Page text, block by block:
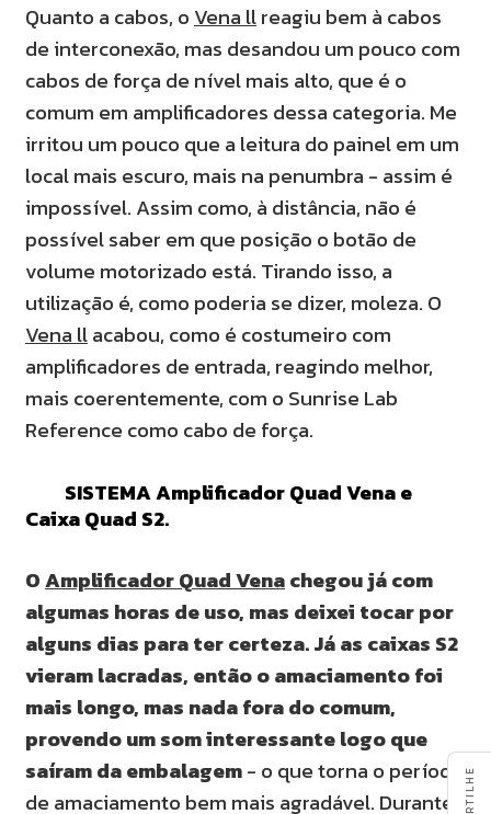
Quanto a cabos, o Vena llreagiu bem à cabos
de interconexão, mas desandou um pouco com
cabos de força de nível mais alto, que é o
comum em amplificadores dessa categoria. Me
irritou um pouco que a leitura do painel em um
local mais escuro, mais na penumbra - assim é
impossível. Assim como, à distância, não é
possível saber em que posição o botão de
volume motorizado está. Tirando isso, a
utilização é, como poderia se dizer, moleza. O
Vena llacabou, como é costumeiro com
amplificadores de entrada, reagindo melhor,
mais coerentemente, com o Sunrise Lab
Reference como cabo de força.
SISTEMA Amplificador Quad Vena e
Caixa Quad S2.
OAmplificador Quad Venachegou já com
algumas horas de uso, mas deixei tocar por
alguns dias para ter certeza. Já as caixas S2
vieram lacradas, então o amaciamento foi
mais longo, mas nada fora do comum,
provendo um som interessante logo que
saíram da embalagem- o que torna o período
de amaciamento bem mais agradável. Durante